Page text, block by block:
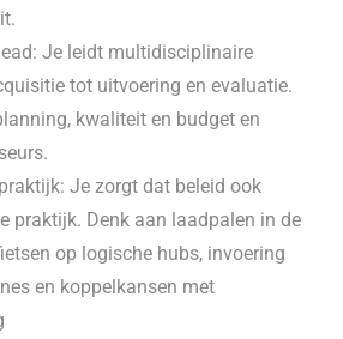
Je leidt multidisciplinaire
tot uitvoering en evaluatie.
kwaliteit en budget en
Je zorgt dat beleid ook
praktijk. Denk aan laadpalen in de
op logische hubs, invoering
en koppelkansen met